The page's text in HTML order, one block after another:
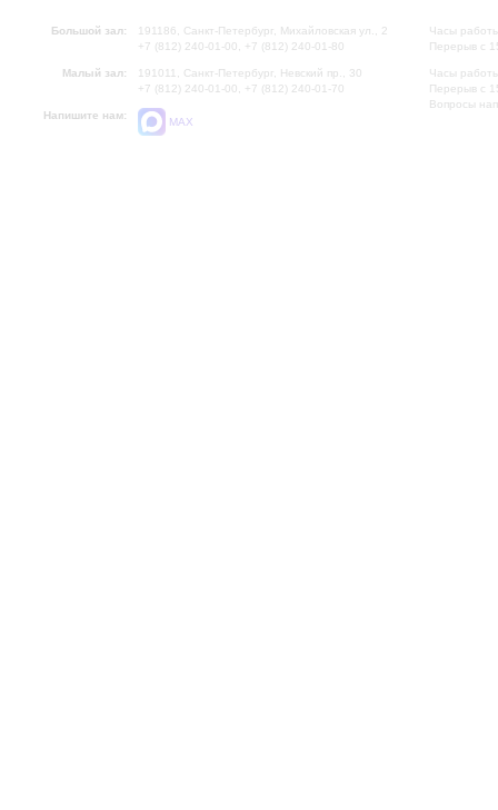
Большой зал:
191186, Санкт-Петербург, Михайловская ул., 2
+7 (812) 240-01-00, +7 (812) 240-01-80
Малый зал:
191011, Санкт-Петербург, Невский пр., 30
+7 (812) 240-01-00, +7 (812) 240-01-70
Напишите нам:
MAX
Часы
Перерыв с
Часы
Перерыв с
Вопросы